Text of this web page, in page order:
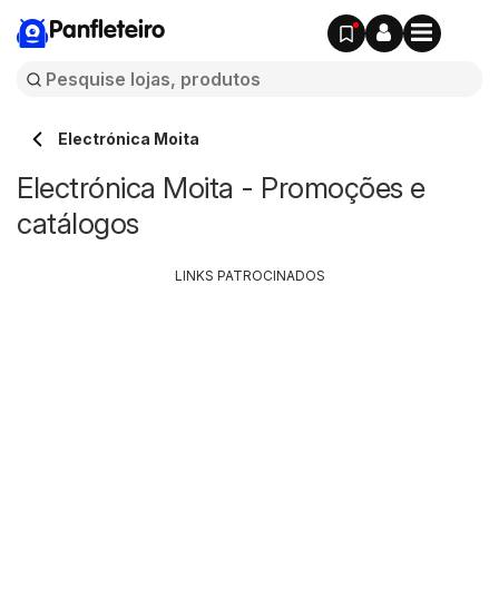
Panfleteiro
Electrónica Moita
Electrónica Moita - Promoções e
catálogos
LINKS PATROCINADOS